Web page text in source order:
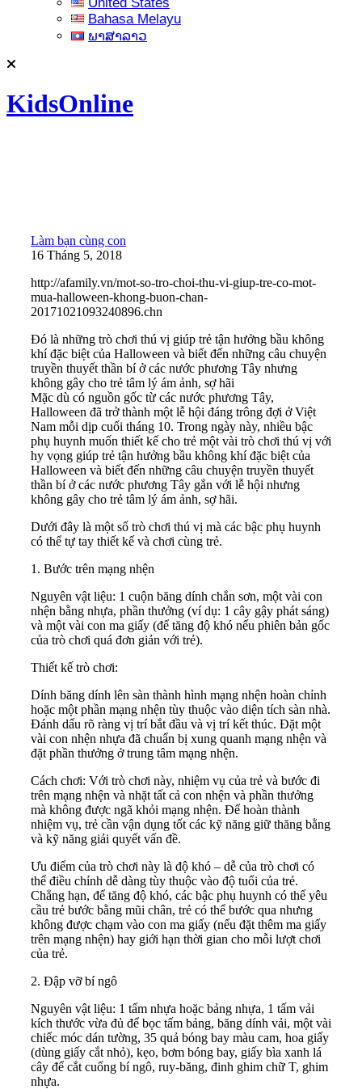
Bahasa Melayu
ພາສາລາວ
KidsOnline
Làm bạn cùng con
16 Tháng 5, 2018
http://afamily.vn/mot-so-tro-choi-thu-vi-giup-tre-co-mot-
mua-halloween-khong-buon-chan-
20171021093240896.chn
Đó là những trò chơi thú vị giúp trẻ tận hưởng bầu không
khí đặc biệt của Halloween và biết đến những câu chuyện
truyền thuyết thần bí ở các nước phương Tây nhưng
không gây cho trẻ tâm lý ám ảnh, sợ hãi
Mặc dù có nguồn gốc từ các nước phương Tây,
Halloween đã trở thành một lễ hội đáng trông đợi ở Việt
Nam mỗi dịp cuối tháng 10. Trong ngày này, nhiều bậc
phụ huynh muốn thiết kế cho trẻ một vài trò chơi thú vị với
hy vọng giúp trẻ tận hưởng bầu không khí đặc biệt của
Halloween và biết đến những câu chuyện truyền thuyết
thần bí ở các nước phương Tây gắn với lễ hội nhưng
không gây cho trẻ tâm lý ám ảnh, sợ hãi.
Dưới đây là một số trò chơi thú vị mà các bậc phụ huynh
có thể tự tay thiết kế và chơi cùng trẻ.
1. Bước trên mạng nhện
Nguyên vật liệu: 1 cuộn băng dính chắn sơn, một vài con
nhện bằng nhựa, phần thưởng (ví dụ: 1 cây gậy phát sáng)
và một vài con ma giấy (để tăng độ khó nếu phiên bản gốc
của trò chơi quá đơn giản với trẻ).
Thiết kế trò chơi:
Dính băng dính lên sàn thành hình mạng nhện hoàn chỉnh
hoặc một phần mạng nhện tùy thuộc vào diện tích sàn nhà.
Đánh dấu rõ ràng vị trí bắt đầu và vị trí kết thúc. Đặt một
vài con nhện nhựa đã chuẩn bị xung quanh mạng nhện và
đặt phần thưởng ở trung tâm mạng nhện.
Cách chơi: Với trò chơi này, nhiệm vụ của trẻ và bước đi
trên mạng nhện và nhặt tất cả con nhện và phần thưởng
mà không được ngã khỏi mạng nhện. Để hoàn thành
nhiệm vụ, trẻ cần vận dụng tốt các kỹ năng giữ thăng bằng
và kỹ năng giải quyết vấn đề.
Ưu điểm của trò chơi này là độ khó – dễ của trò chơi có
thể điều chỉnh dễ dàng tùy thuộc vào độ tuổi của trẻ.
Chẳng hạn, để tăng độ khó, các bậc phụ huynh có thể yêu
cầu trẻ bước bằng mũi chân, trẻ có thể bước qua nhưng
không được chạm vào con ma giấy (nếu đặt thêm ma giấy
trên mạng nhện) hay giới hạn thời gian cho mỗi lượt chơi
của trẻ.
2. Đập vỡ bí ngô
Nguyên vật liệu: 1 tấm nhựa hoặc bảng nhựa, 1 tấm vải
kích thước vừa đủ để bọc tấm bảng, băng dính vải, một vài
chiếc móc dán tường, 35 quả bóng bay màu cam, hoa giấy
(dùng giấy cắt nhỏ), kẹo, bơm bóng bay, giấy bìa xanh lá
cây để cắt cuống bí ngô, ruy-băng, đinh ghim chữ T, ghim
nhựa.